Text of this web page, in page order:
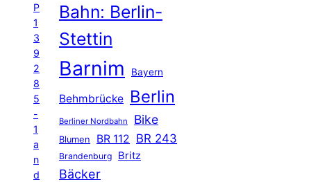
P
1
3
9
2
8
5
-
1
a
n
d
Bahn: Berlin-
Stettin
Barnim Bayern
Behmbrücke Berlin
Berliner Nordbahn Bike
Blumen BR 112 BR 243
Brandenburg Britz
Bäcker